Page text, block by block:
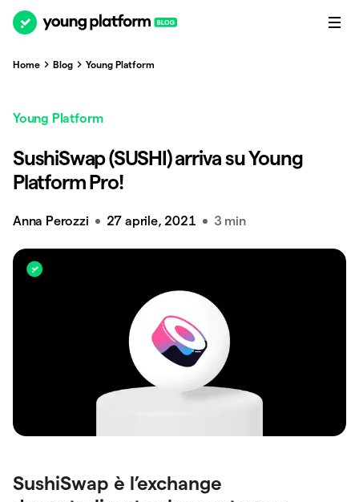
Home Blog Young Platform
Young Platform
SushiSwap (SUSHI) arriva su Young
Platform Pro!
Anna Perozzi 27 aprile, 2021 3 min
SushiSwap è l’exchange